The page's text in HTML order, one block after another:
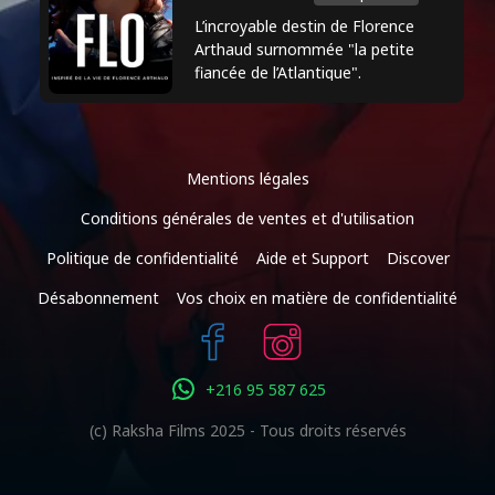
carrière. Outre sa carrière d'acteur, il a
également réalisé des films tels que
"Les Fragments d'Antonin" (2006).
L’incroyable destin de Florence
Arthaud surnommée "la petite
fiancée de l’Atlantique".
Mentions légales
Conditions générales de ventes et d'utilisation
Politique de confidentialité
Aide et Support
Discover
Désabonnement
Vos choix en matière de confidentialité
+216 95 587 625
(c) Raksha Films 2025 - Tous droits réservés